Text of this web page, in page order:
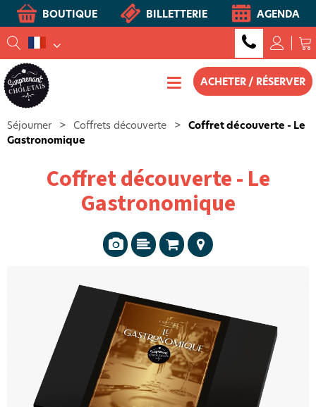
BOUTIQUE BILLETTERIE AGENDA
ACHETER / RÉSERVER
Séjourner > Coffrets découverte > Coffret découverte - Le
Gastronomique
Coffret découverte - Le
Gastronomique